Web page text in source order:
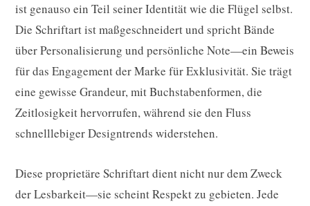
ist genauso ein Teil seiner Identität wie die Flügel selbst.
Die Schriftart ist maßgeschneidert und spricht Bände
über Personalisierung und persönliche Note—ein Beweis
für das Engagement der Marke für Exklusivität. Sie trägt
eine gewisse Grandeur, mit Buchstabenformen, die
Zeitlosigkeit hervorrufen, während sie den Fluss
schnelllebiger Designtrends widerstehen.
Diese proprietäre Schriftart dient nicht nur dem Zweck
der Lesbarkeit—sie scheint Respekt zu gebieten. Jede